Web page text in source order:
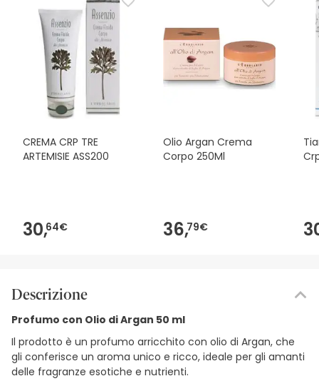
CREMA CRP TRE
ARTEMISIE ASS200
30,64€
Olio Argan Crema
Corpo 250Ml
36,79€
Descrizione
Profumo con Olio di Argan 50 ml
Il prodotto è un profumo arricchito con olio di Argan, che
gli conferisce un aroma unico e ricco, ideale per gli amanti
delle fragranze esotiche e nutrienti.